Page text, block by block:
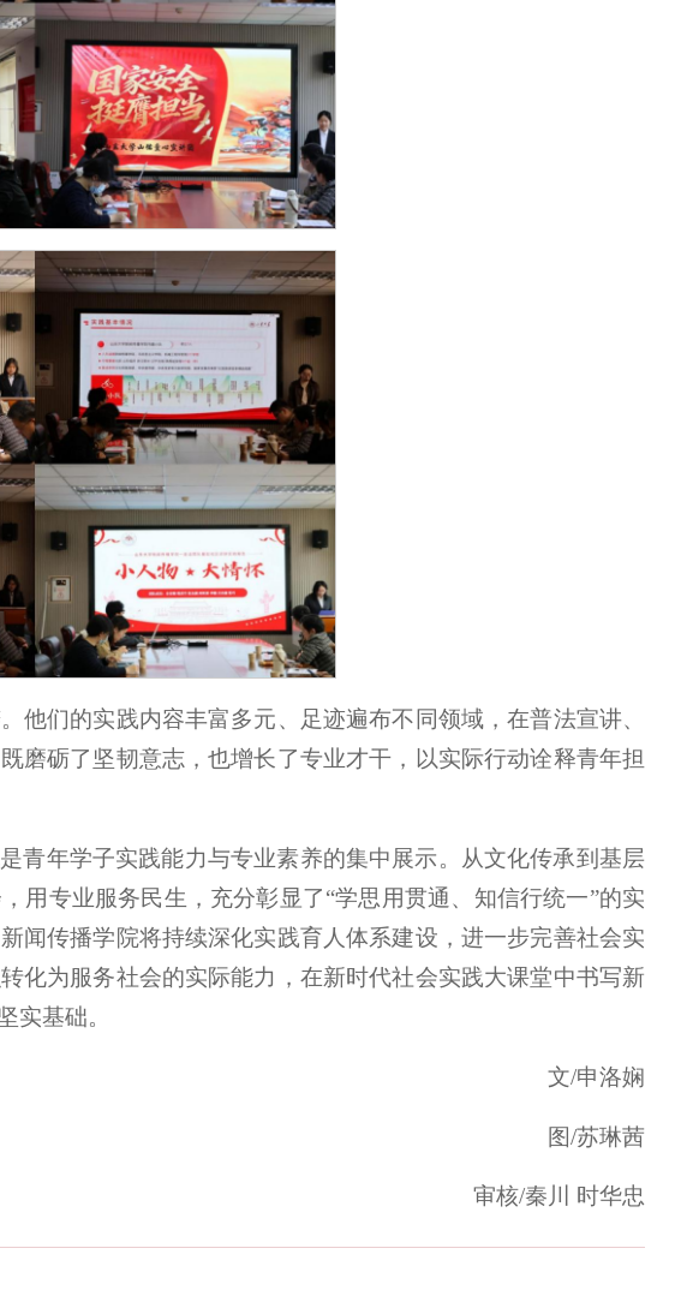
他们的实践内容丰富多元、足迹遍布不同领域，在普法宣讲、
磨砺了坚韧意志，也增长了专业才干，以实际行动诠释青年担
青年学子实践能力与专业素养的集中展示。从文化传承到基层
用专业服务民生，充分彰显了“学思用贯通、知信行统一”的实
闻传播学院将持续深化实践育人体系建设，进一步完善社会实
化为服务社会的实际能力，在新时代社会实践大课堂中书写新
实基础。
文/申洛娴
图/苏琳茜
审核/秦川 时华忠